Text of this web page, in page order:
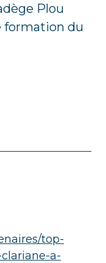
Plou
formation du
top-
a-